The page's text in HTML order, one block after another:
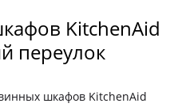
KitchenAid
переулок
шкафов KitchenAid